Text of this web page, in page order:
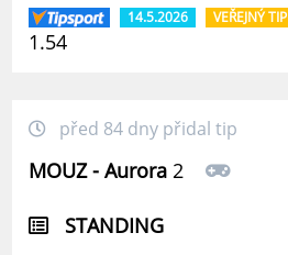
14.5.2026 VEŘEJNÝ TIP
1.54
před 84 dny přidal tip
MOUZ - Aurora2
STANDING